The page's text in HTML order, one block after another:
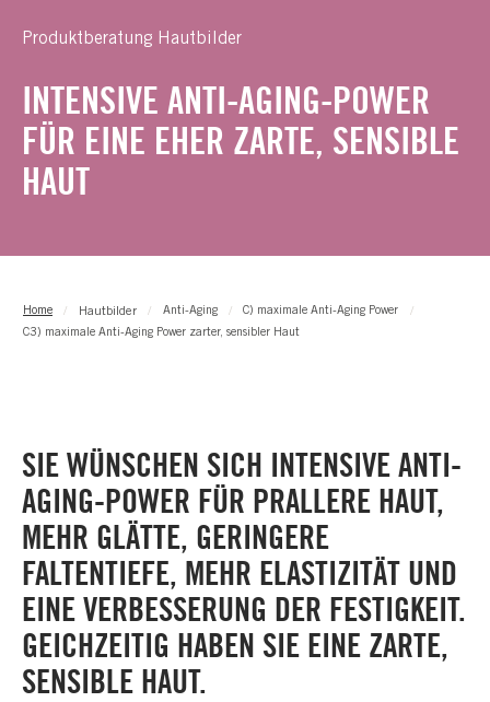
Produktberatung Hautbilder
INTENSIVE ANTI-AGING-POWER
FÜR EINE EHER ZARTE, SENSIBLE
HAUT
Home Hautbilder Anti-Aging
C) maximale Anti-Aging Power
C3) maximale Anti-Aging Power zarter, sensibler Haut
SIE WÜNSCHEN SICH INTENSIVE ANTI-
AGING-POWER FÜR PRALLERE HAUT,
MEHR GLÄTTE, GERINGERE
FALTENTIEFE, MEHR ELASTIZITÄT UND
EINE VERBESSERUNG DER FESTIGKEIT.
GEICHZEITIG HABEN SIE EINE ZARTE,
SENSIBLE HAUT.